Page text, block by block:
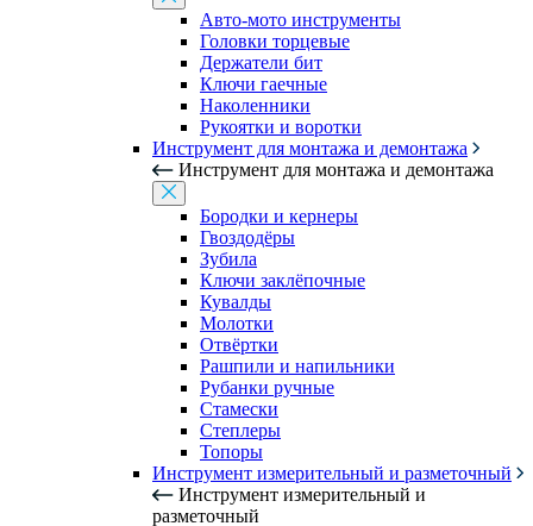
Авто-мото инструменты
Головки торцевые
Держатели бит
Ключи гаечные
Наколенники
Рукоятки и воротки
Инструмент для монтажа и демонтажа
Инструмент для монтажа и демонтажа
Бородки и кернеры
Гвоздодёры
Зубила
Ключи заклёпочные
Кувалды
Молотки
Отвёртки
Рашпили и напильники
Рубанки ручные
Стамески
Степлеры
Топоры
Инструмент измерительный и разметочный
Инструмент измерительный и
разметочный